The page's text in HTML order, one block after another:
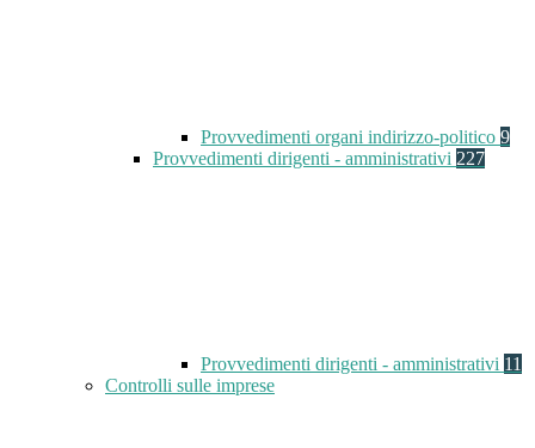
Provvedimenti organi indirizzo-politico 9
Provvedimenti dirigenti - amministrativi 227
Provvedimenti dirigenti - amministrativi 11
Controlli sulle imprese